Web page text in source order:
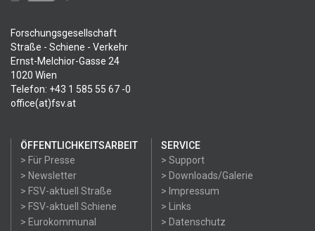
Forschungsgesellschaft
Straße - Schiene - Verkehr
Ernst-Melchior-Gasse 24
1020 Wien
Telefon: +43 1 585 55 67 -0
office(at)fsv.at
ÖFFENTLICHKEITSARBEIT
> Für Presse
> Newsletter
> FSV-aktuell Straße
> FSV-aktuell Schiene
> Eurokommunal
SERVICE
> Support
> Downloads/Galerie
> Impressum
> Links
> Datenschutz